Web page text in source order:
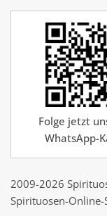
Folge jetzt
WhatsApp-
2009-2026
Spirituosen-Online-